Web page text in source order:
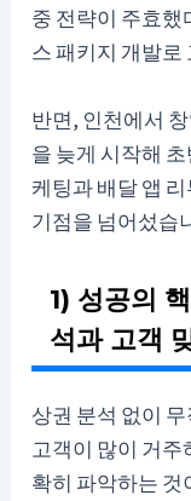
중 전략이 주효했
스 패키지 개발로
반면, 인천에서
을 늦게 시작해
케팅과 배달 앱
기점을 넘어섰습
1) 성공의
석과 고객
상권 분석 없이
고객이 많이 거주
확히 파악하는 것